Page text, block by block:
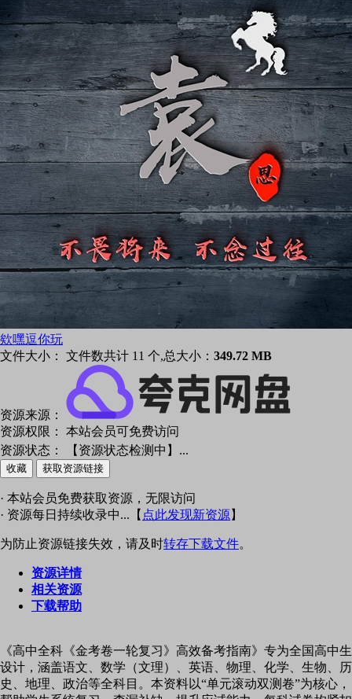
欸嘿逗你玩
文件大小：
文件数共计 11 个,总大小： 349.72 MB
资源来源：
资源权限：
本站会员可免费访问
资源状态：
【资源状态检测中】 ...
收藏 获取资源链接
· 本站会员免费获取资源，无限访问
· 资源每日持续收录中...【 点此发现新资源】
为防止资源链接失效，请及时转存下载文件。
资源详情
相关资源
下载帮助
《高中全科《金考卷一轮复习》高效备考指南》专为全国高中生
设计，涵盖语文、数学（文理）、英语、物理、化学、生物、历
史、地理、政治等全科目。本资料以“单元滚动双测卷”为核心，